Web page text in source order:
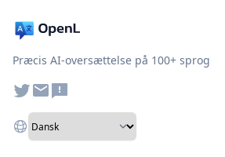
Præcis AI-oversættelse på 100+ sprog